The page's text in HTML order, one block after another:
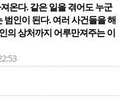
온다. 같은 일을 겪어도 누군
범인이 된다. 여러 사건들을 해
의 상처까지 어루만져주는 이